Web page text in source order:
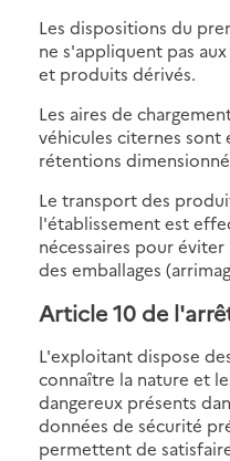
Les dispositions du
ne s'appliquent pas
et produits dérivés.
Les aires de
véhicules citernes sont
rétentions
Le transport des
l'établissement est
nécessaires pour
des emballages
Article 10 de
L'exploitant dispose
connaître la nature et
dangereux présents
données de sécurité
permettent de